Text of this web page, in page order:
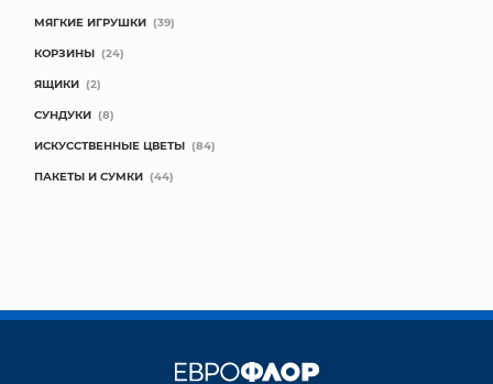
МЯГКИЕ ИГРУШКИ (39)
КОРЗИНЫ (24)
ЯЩИКИ (2)
СУНДУКИ (8)
ИСКУССТВЕННЫЕ ЦВЕТЫ (84)
ПАКЕТЫ И СУМКИ (44)